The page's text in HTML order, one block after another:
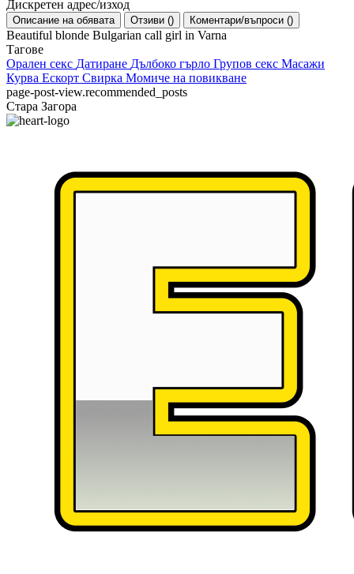
Дискретен адрес/изход
Описание на обявата Отзиви () Коментари/въпроси ()
Beautiful blonde Bulgarian call girl in Varna
Тагове
Орален секс Датиране Дълбоко гърло Групов секс Масажи
Курва Ескорт Свирка Момиче на повикване
page-post-view.recommended_posts
Стара Загора